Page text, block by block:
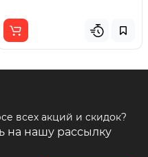
всех акций и скидок?
на нашу рассылку